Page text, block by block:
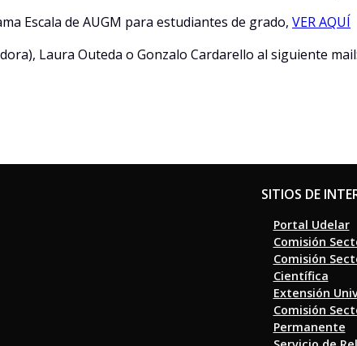
Escala de AUGM para estudiantes de grado, VER AQUÍ
Laura Outeda o Gonzalo Cardarello al siguiente
SITIOS DE
Portal Udelar
Comisión
Comisión
Científica
Extensión
Comisión
Permanente